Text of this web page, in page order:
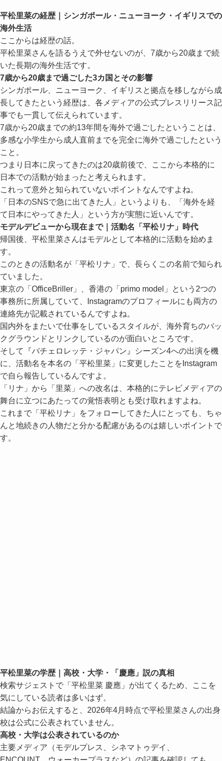
平松里菜の経歴｜シンガポール・ニューヨーク・イギリスでの
海外生活
ここからは経歴の話。
平松里菜さんを語るうえで外せないのが、7歳から20歳まで続
いた長期の海外生活です。
7歳から20歳まで過ごした3カ国とその影響
シンガポール、ニューヨーク、イギリスと拠点を移しながら成
長してきたという経歴は、各メディアの公式プレスリリース記
事でも一貫して伝えられています。
7歳から20歳までの約13年間を海外で過ごしたということは、
多感な小学生から成人直前までを完全に海外で過ごしたという
こと。
つまり日本に戻ってきたのは20歳前後で、ここから本格的に
日本での活動が始まったと考えられます。
これって意外と知られていないポイントなんですよね。
「日本のSNSで急に出てきた人」というよりも、「海外を経
て日本にやってきた人」という方が実態に近いんです。
モデルデビューから現在まで｜活動名「平松リナ」時代
帰国後、平松里菜さんはモデルとして本格的に活動を始めま
す。
このときの活動名が「平松リナ」で、長らくこの名前で知られ
ていました。
東京の「OfficeBriller」、香港の「primo model」という2つの
事務所に所属していて、Instagramのプロフィールにも両方の
連絡先が記載されているんですよね。
国内外をまたいで仕事をしているスタイルが、海外育ちのバッ
クグラウンドとリンクしているのが面白いところです。
そして『バチェロレッテ・ジャパン』シーズン4への出演を機
に、活動名を本名の「平松里菜」に変更したことをInstagram
で自ら報告しているんですよ。
「リナ」から「里菜」への改名は、本格的にテレビメディアの
舞台に立つにあたっての覚悟表明とも受け取れますよね。
これまで「平松リナ」をフォローしてきた人にとっても、ちゃ
んと地続きの人物だと分かる配慮があるのは嬉しいポイントで
す。
平松里菜の学歴｜高校・大学・「慶應」説の真相
検索サジェストで「平松里菜 慶應」が出てくるため、ここを
気にしている読者は多いはず。
結論からお伝えすると、2026年4月時点で平松里菜さんの出身
校は公式に公表されていません。
高校・大学は公表されているのか
主要メディア（モデルプレス、シネマトゥデイ、